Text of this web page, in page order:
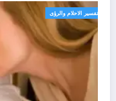
تفسير الاحلام والرؤى